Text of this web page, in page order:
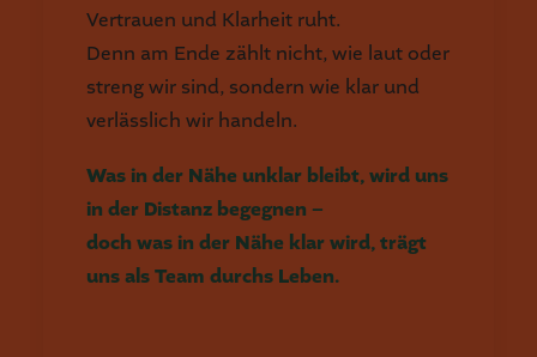
Vertrauen und Klarheit ruht.
Denn am Ende zählt nicht, wie laut oder
streng wir sind, sondern wie klar und
verlässlich wir handeln.
Was in der Nähe unklar bleibt, wird uns
in der Distanz begegnen –
doch was in der Nähe klar wird, trägt
uns als Team durchs Leben.